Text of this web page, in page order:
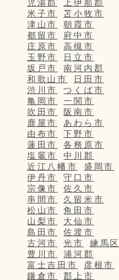
児湯郡
上伊那郡
米子市
苫小牧市
津山市
朝霞市
都留市
府中市
庄原市
高槻市
玉野市
日立市
坂戸市
南河内郡
和歌山市
日田市
渋川市
つくば市
亀岡市
一関市
吹田市
阪南市
鹿屋市
あわら市
由布市
下野市
蓮田市
各務原市
塩竈市
中川郡
近江八幡市
盛岡市
伊丹市
守口市
宗像市
佐久市
串間市
久留米市
松山市
角田市
山梨市
大仙市
島田市
佐渡市
古河市
光市
練馬区
豊川市
浦河郡
富士吉田市
彦根市
鎌倉市
郡上市